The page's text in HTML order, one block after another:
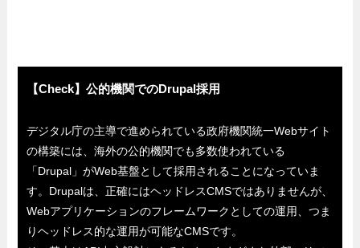
【Check】公的機関でのDrupal採用
デジタル庁の主導で進められている政府機関統一Webサイト
の構築には、海外の公的機関でも多数使われている
「Drupal」がWeb基盤として採用されることになっていま
す。Drupalは、正確にはヘッドレスCMSではありませんが、
Webアプリケーションのフレームワークとしての運用、つま
りヘッドレス的な運用が可能なCMSです。